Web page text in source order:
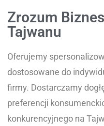
Zrozum
Tajwanu​
Oferujemy
dostosowane do
firmy. Dostarczamy
preferencji
konkurencyjnego na